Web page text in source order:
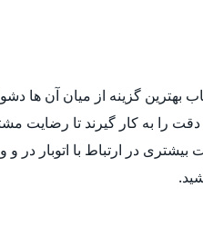
گزینه از میان آن ها
را به کار گیرند تا رضایت
در ارتباط با اتوبار در و